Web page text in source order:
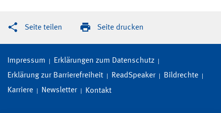
Seite teilen Seite drucken
Impressum
Erklärungen zum Datenschutz
Erklärung zur Barrierefreiheit
ReadSpeaker
Bildrechte
Karriere
Newsletter Kontakt